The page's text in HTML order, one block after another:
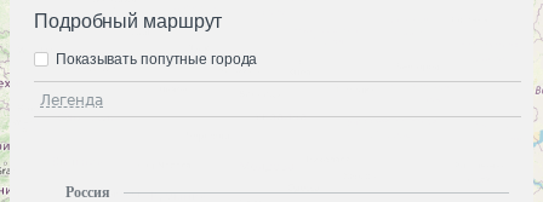
Подробный маршрут
Легенда
Показывать попутные города
Россия